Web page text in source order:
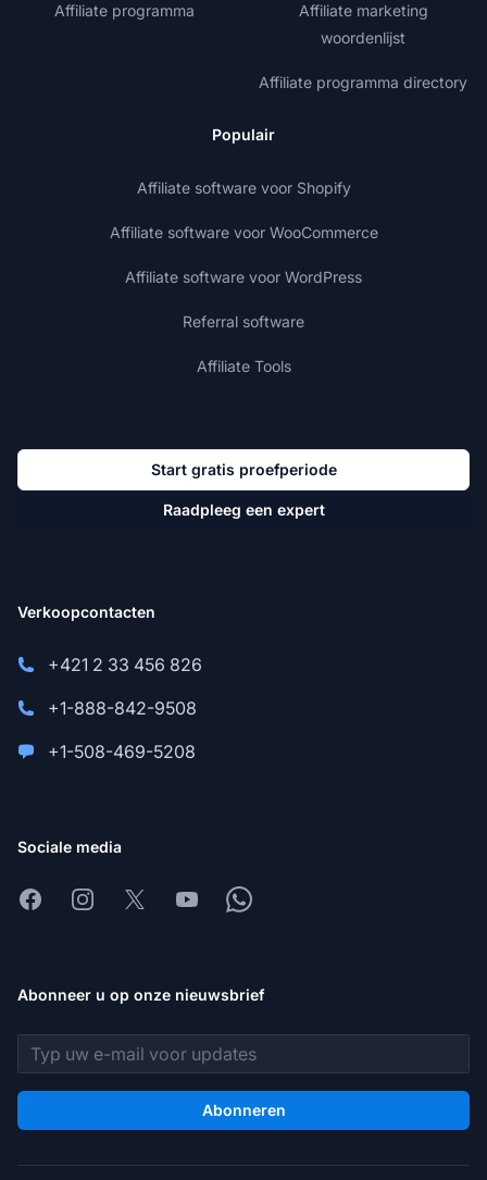
Affiliate programma
Affiliate marketing
woordenlijst
Affiliate programma directory
Populair
Affiliate software voor Shopify
Affiliate software voor WooCommerce
Affiliate software voor WordPress
Referral software
Affiliate Tools
Start gratis proefperiode
Raadpleeg een expert
Verkoopcontacten
+421 2 33 456 826
+1-888-842-9508
+1-508-469-5208
Sociale media
FacebookInstagram
X YoutubeWhatsapp
Abonneer u op onze nieuwsbrief
E-mailadres
Abonneren